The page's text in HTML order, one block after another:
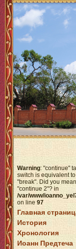
Warning: "continue"
switch is equivalent to
"break". Did you
"continue 2"? in
/var/www/
on line 97
Главная
История
Хронология
Иоанн Предтеча